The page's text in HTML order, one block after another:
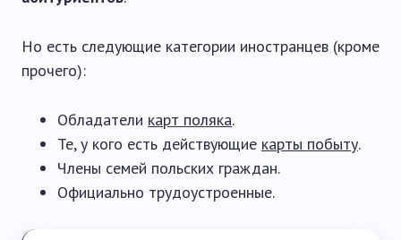
Но есть следующие категории иностранцев (кроме
прочего):
Обладатели карт поляка.
Те, у кого есть действующие карты побыту.
Члены семей польских граждан.
Официально трудоустроенные.